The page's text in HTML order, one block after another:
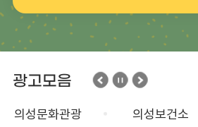
광고모음
의성문화관광 의성보건소